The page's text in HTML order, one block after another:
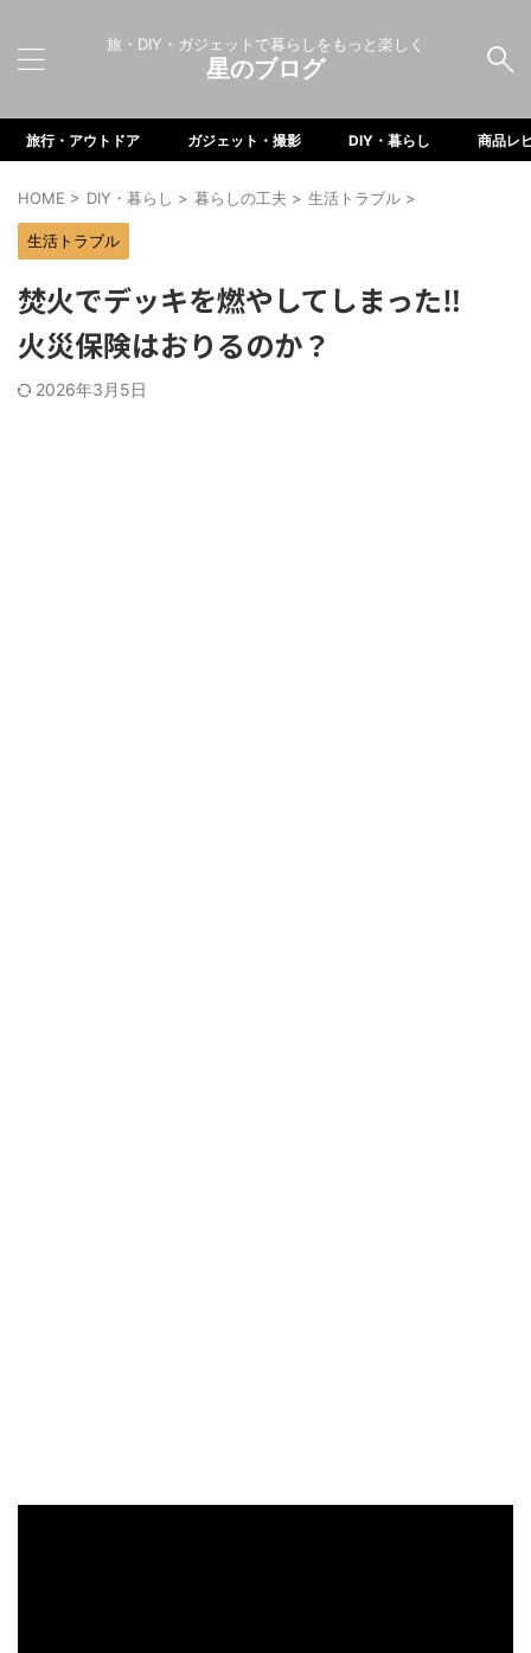
旅・DIY・ガジェットで暮らしをもっと楽しく
星のブログ
旅行・アウトドア ガジェット・撮影 DIY・暮らし 商品レ
HOME > DIY・暮らし > 暮らしの工夫 > 生活トラブル >
生活トラブル
焚火でデッキを燃やしてしまった‼
火災保険はおりるのか？
2026年3月5日